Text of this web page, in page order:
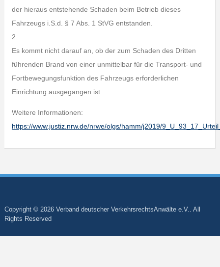
der hieraus entstehende Schaden beim Betrieb dieses
Fahrzeugs i.S.d. § 7 Abs. 1 StVG entstanden.
2.
Es kommt nicht darauf an, ob der zum Schaden des Dritten
führenden Brand von einer unmittelbar für die Transport- und
Fortbewegungsfunktion des Fahrzeugs erforderlichen
Einrichtung ausgegangen ist.
Weitere Informationen:
https://www.justiz.nrw.de/nrwe/olgs/hamm/j2019/
Copyright © 2026 Verband deutscher VerkehrsrechtsAnwälte e.V.. All
Rights Reserved